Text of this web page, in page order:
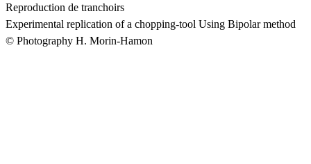
Reproduction de tranchoirs
Experimental replication of a chopping-tool Using Bipolar method
© Photography H. Morin-Hamon